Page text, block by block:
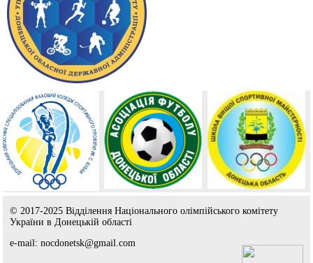
© 2017-2025 Відділення Національного олімпійського комітету
України в Донецькій області
e-mail: nocdonetsk@gmail.com